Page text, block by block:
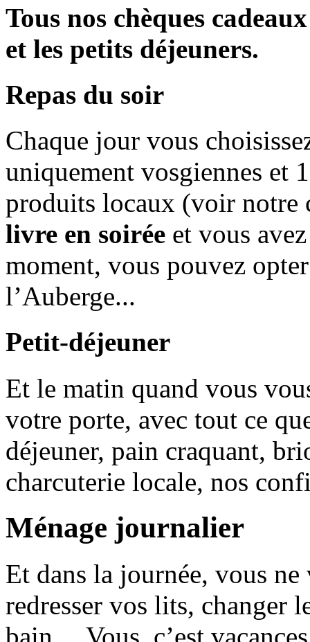
Tous nos chèques
et les petits déjeuners.
Repas du soir
Chaque jour vous
uniquement vosgiennes et
produits locaux (voir notre
livre en soirée et vous
moment, vous pouvez
l’Auberge...
Petit-déjeuner
Et le matin quand vous
votre porte, avec tout ce
déjeuner, pain craquant,
charcuterie locale, nos
Ménage journalier
Et dans la journée, vous
redresser vos lits, changer